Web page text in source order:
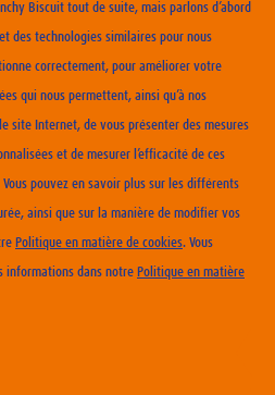
Biscuit tout de suite, mais parlons d’abord
des technologies similaires pour nous
correctement, pour améliorer votre
qui nous permettent, ainsi qu’à nos
site Internet, de vous présenter des mesures
et de mesurer l’efficacité de ces
pouvez en savoir plus sur les différents
ainsi que sur la manière de modifier vos
Politique en matière de cookies. Vous
informations dans notre Politique en matière